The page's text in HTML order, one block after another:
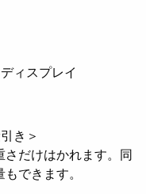
ィスプレイ
き＞
だけはかれます。同
できます。